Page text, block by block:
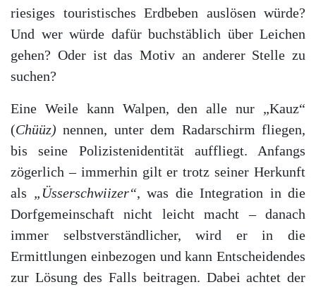
riesiges touristisches Erdbeben auslösen würde?
Und wer würde dafür buchstäblich über Leichen
gehen? Oder ist das Motiv an anderer Stelle zu
suchen?
Eine Weile kann Walpen, den alle nur „Kauz“
(Chüüz) nennen, unter dem Radarschirm fliegen,
bis seine Polizistenidentität auffliegt. Anfangs
zögerlich – immerhin gilt er trotz seiner Herkunft
als „Üsserschwiizer“, was die Integration in die
Dorfgemeinschaft nicht leicht macht – danach
immer selbstverständlicher, wird er in die
Ermittlungen einbezogen und kann Entscheidendes
zur Lösung des Falls beitragen. Dabei achtet der